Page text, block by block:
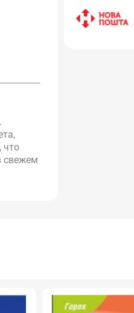
что
свежем